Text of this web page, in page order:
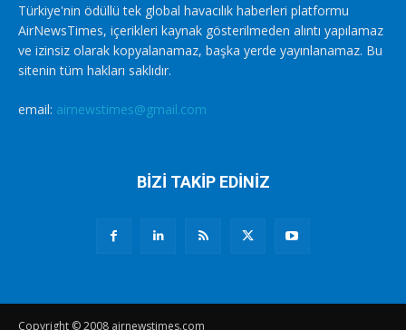
Türkiye'nin ödüllü tek global havacılık haberleri platformu
AirNewsTimes, içerikleri kaynak gösterilmeden alıntı yapılamaz
ve izinsiz olarak kopyalanamaz, başka yerde yayınlanamaz. Bu
sitenin tüm hakları saklıdır.
email: airnewstimes@gmail.com
BİZİ TAKİP EDİNİZ
Copyright © 2008 airnewstimes.com